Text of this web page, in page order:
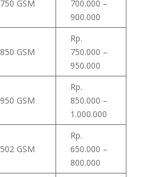
750 GSM
700.000 –
900.000
850 GSM
Rp.
750.000 –
950.000
950 GSM
Rp.
850.000 –
1.000.000
502 GSM
Rp.
650.000 –
800.000